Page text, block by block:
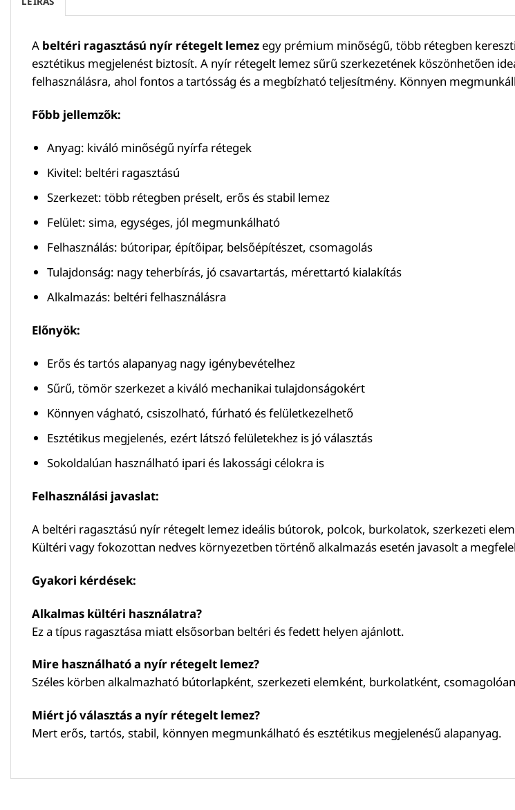
A beltéri ragasztású nyír rétegelt lemez egy prémium minőségű, több rétegben
esztétikus megjelenést biztosít. A nyír rétegelt lemez sűrű szerkezetének köszönhetően
felhasználásra, ahol fontos a tartósság és a megbízható teljesítmény. Könnyen
Főbb jellemzők:
Anyag: kiváló minőségű nyírfa rétegek
Kivitel: beltéri ragasztású
Szerkezet: több rétegben préselt, erős és stabil lemez
Felület: sima, egységes, jól megmunkálható
Felhasználás: bútoripar, építőipar, belsőépítészet, csomagolás
Tulajdonság: nagy teherbírás, jó csavartartás, mérettartó kialakítás
Alkalmazás: beltéri felhasználásra
Előnyök:
Erős és tartós alapanyag nagy igénybevételhez
Sűrű, tömör szerkezet a kiváló mechanikai tulajdonságokért
Könnyen vágható, csiszolható, fúrható és felületkezelhető
Esztétikus megjelenés, ezért látszó felületekhez is jó választás
Sokoldalúan használható ipari és lakossági célokra is
Felhasználási javaslat:
A beltéri ragasztású nyír rétegelt lemez ideális bútorok, polcok, burkolatok, szerkezeti
Kültéri vagy fokozottan nedves környezetben történő alkalmazás esetén javasolt a
Gyakori kérdések:
Alkalmas kültéri használatra?
Ez a típus ragasztása miatt elsősorban beltéri és fedett helyen ajánlott.
Mire használható a nyír rétegelt lemez?
Széles körben alkalmazható bútorlapként, szerkezeti elemként, burkolatként,
Miért jó választás a nyír rétegelt lemez?
Mert erős, tartós, stabil, könnyen megmunkálható és esztétikus megjelenésű alapanyag.